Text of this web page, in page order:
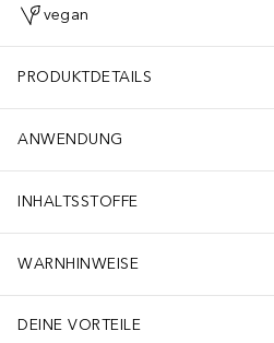
vegan
PRODUKTDETAILS
ANWENDUNG
INHALTSSTOFFE
WARNHINWEISE
DEINE VORTEILE